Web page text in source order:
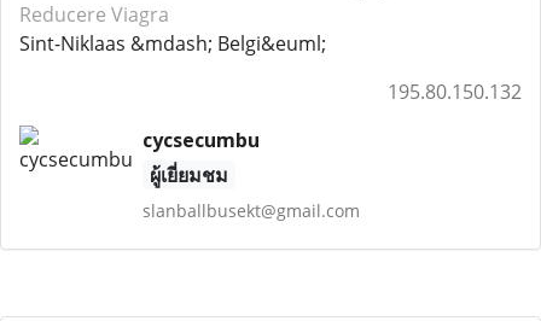
Reducere Viagra
Sint-Niklaas &mdash; Belgi&euml;
195.80.150.132
cycsecumbu
ผู้เยี่ยมชม
slanballbusekt@gmail.com